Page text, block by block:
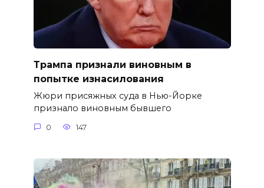
Трампа признали виновным в
попытке изнасилования
Жюри присяжных суда в Нью-Йорке
признало виновным бывшего
0 147